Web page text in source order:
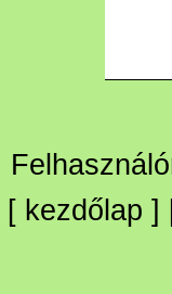
[ kezdőlap ]